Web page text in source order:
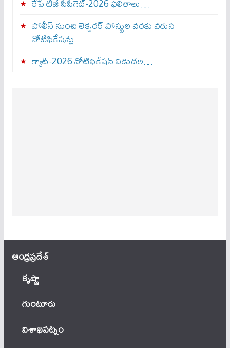
పోలీస్ నుంచి లెక్చరర్ పోస్టుల వరకు వరుస
నోటిఫికేషన్లు
క్యాట్-2026 నోటిఫికేషన్ విడుదల…
ఆంధ్ర‌ప్ర‌దేశ్
కృష్ణా
గుంటూరు
విశాఖపట్నం